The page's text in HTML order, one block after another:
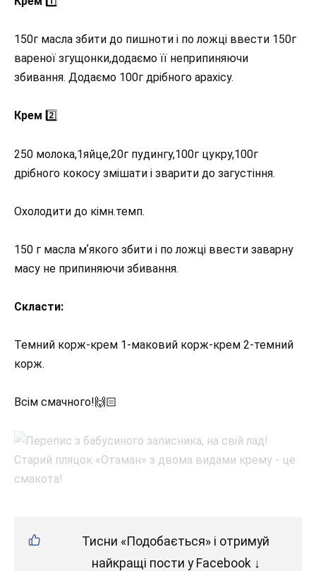
150г масла збити до пишноти і по ложці ввести 150г
вареної згущонки,додаємо її неприпиняючи
збивання. Додаємо 100г дрібного арахісу.
Крем 2️⃣
250 молока,1яйце,20г пудингу,100г цукру,100г
дрібного кокосу змішати і зварити до загустіння.
Охолодити до кімн.темп.
150 г масла мʼякого збити і по ложці ввести заварну
масу не припиняючи збивання.
Скласти:
Темний корж-крем 1-маковий корж-крем 2-темний
корж.
Всім смачного!🙌🏻
Тисни «Подобається» і отримуй
найкращі пости у Facebook ↓